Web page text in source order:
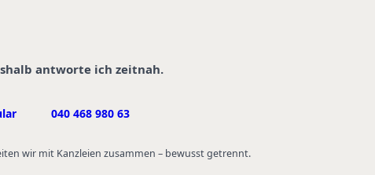
antworte ich zeitnah.
040 468 980 63
wir mit Kanzleien zusammen – bewusst getrennt.